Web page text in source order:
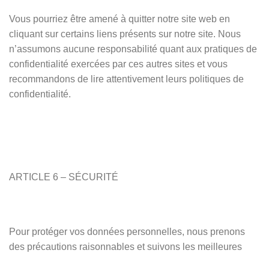
Vous pourriez être amené à quitter notre site web en
cliquant sur certains liens présents sur notre site. Nous
n’assumons aucune responsabilité quant aux pratiques de
confidentialité exercées par ces autres sites et vous
recommandons de lire attentivement leurs politiques de
confidentialité.
ARTICLE 6 – SÉCURITÉ
Pour protéger vos données personnelles, nous prenons
des précautions raisonnables et suivons les meilleures